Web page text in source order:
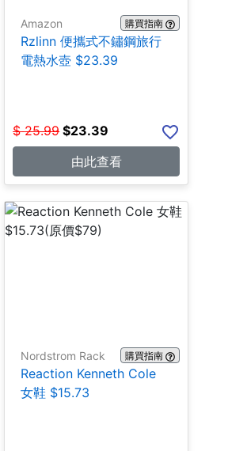
Amazon 購買指南
Rzlinn 便攜式不鏽鋼旅行
電熱水壺 $23.39
$ 25.99 $23.39
由此查看
Nordstrom Rack 購買指南
Reaction Kenneth Cole
女鞋 $15.73